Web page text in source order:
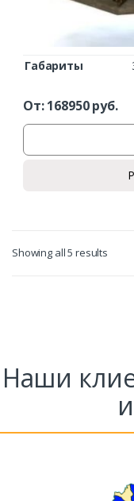
Габариты
От:168950руб.
Showing all 5 results
Наши